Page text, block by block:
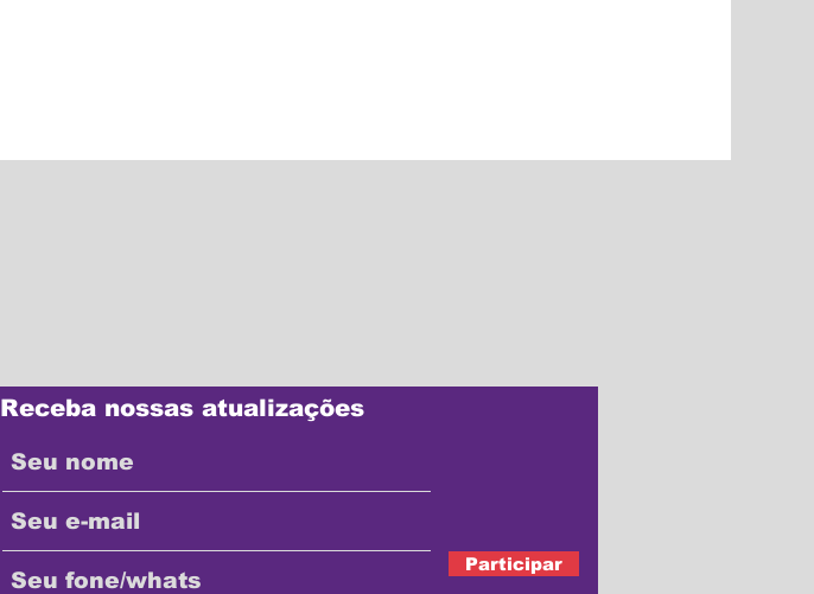
Receba nossas atualizações
Participar